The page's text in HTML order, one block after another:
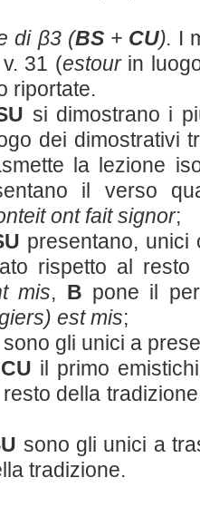
di β3 (BS+ CU). I
31 (estourin
riportate.
si dimostrano i
dei dimostrativi
la lezione
il verso
ont fait signor;
presentano,
rispetto al resto
mis, B pone il
est mis;
sono gli unici a
il primo
della
sono gli unici a
tradizione.